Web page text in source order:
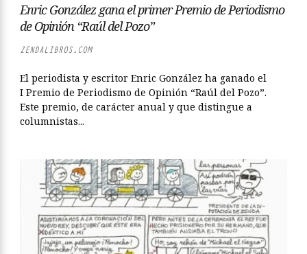
Enric González gana el primer Premio de Periodismo
de Opinión “Raúl del Pozo”
ZENDALIBROS.COM
El periodista y escritor Enric González ha ganado el
I Premio de Periodismo de Opinión “Raúl del Pozo”.
Este premio, de carácter anual y que distingue a
columnistas...